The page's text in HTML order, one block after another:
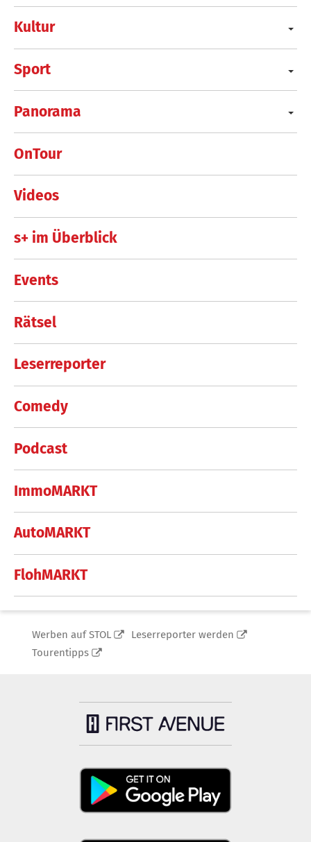
Kultur
Sport
Panorama
OnTour
Videos
s+ im Überblick
Events
Rätsel
Leserreporter
Comedy
Podcast
ImmoMARKT
AutoMARKT
FlohMARKT
Werben auf STOL
Leserreporter werden
Tourentipps